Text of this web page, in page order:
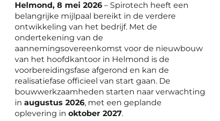
Helmond, 8 mei 2026 – Spirotech heeft een
belangrijke mijlpaal bereikt in de verdere
ontwikkeling van het bedrijf. Met de
ondertekening van de
aannemingsovereenkomst voor de nieuwbouw
van het hoofdkantoor in Helmond is de
voorbereidingsfase afgerond en kan de
realisatiefase officieel van start gaan. De
bouwwerkzaamheden starten naar verwachting
in augustus 2026, met een geplande
oplevering in oktober 2027.